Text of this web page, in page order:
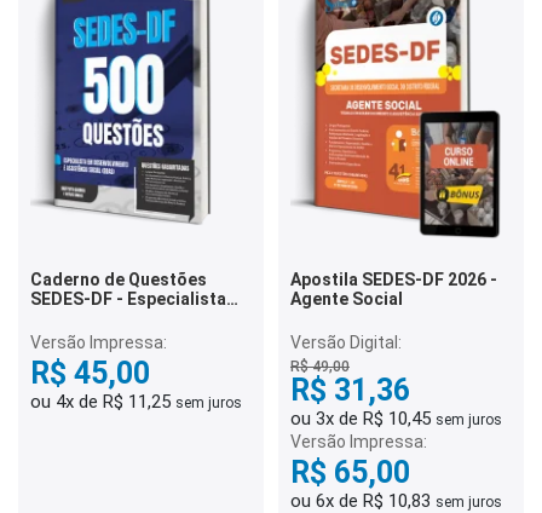
Caderno de Questões
SEDES-DF - Especialista
Assistência Social (EDAS) -
500 Questões Gabaritadas
Versão Impressa:
R$ 45,00
ou 4x de R$ 11,25 sem juros
Apostila SEDES-DF 2026 -
Agente Social
Versão Digital:
R$ 49,00
R$ 31,36
ou 3x de R$ 10,45 sem juros
Versão Impressa:
R$ 65,00
ou 6x de R$ 10,83 sem juros